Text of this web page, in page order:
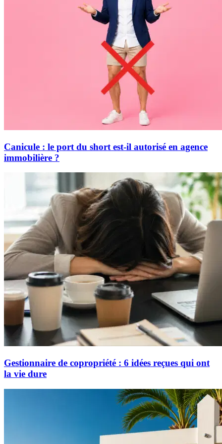
Canicule : le port du short est-il autorisé en agence
immobilière ?
Gestionnaire de copropriété : 6 idées reçues qui ont
la vie dure